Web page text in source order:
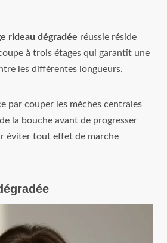
rideau dégradée réussie réside
à trois étages qui garantit une
les différentes longueurs.
par couper les mèches centrales
la bouche avant de progresser
éviter tout effet de marche